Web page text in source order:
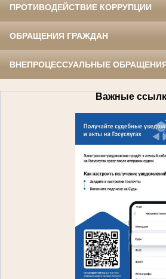
ПРОТИВОДЕЙСТВИЕ КОРРУПЦИИ
ОБРАЩЕНИЯ ГРАЖДАН
ВНЕПРОЦЕССУАЛЬНЫЕ
Важные